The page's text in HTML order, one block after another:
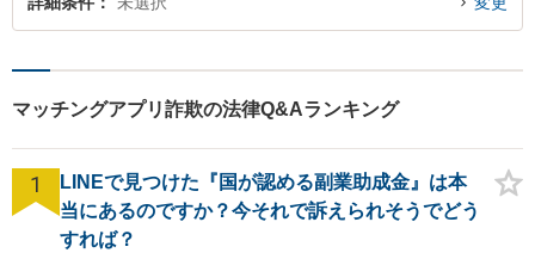
マッチングアプリ詐欺の法律Q&Aランキング
1
LINEで見つけた『国が認める副業助成金』は本
当にあるのですか？今それで訴えられそうでどう
すれば？